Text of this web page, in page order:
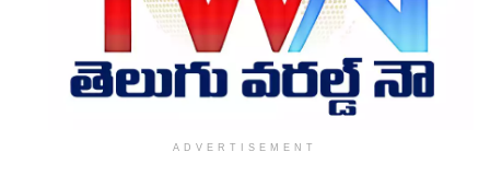
ADVERTISEMENT